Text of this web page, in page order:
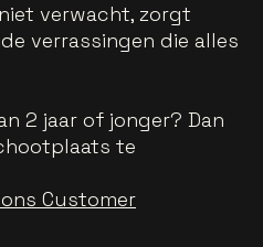
verwacht, zorgt
verrassingen die alles
2 jaar of jonger? Dan
te
Customer